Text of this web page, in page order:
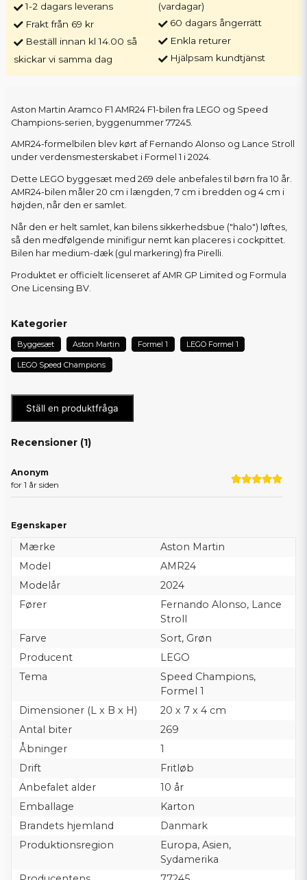
1-2 dagars leverans
Frakt från 69 kr
Beställ innan kl 14.00 så
skickar vi samma dag
(vardagar)
60 dagars ångerrätt
Enkla returer
Hjälpsam kundtjänst
Aston Martin Aramco F1 AMR24 F1-bilen fra LEGO og Speed
Champions-serien, byggenummer 77245.
AMR24-formelbilen blev kørt af Fernando Alonso og Lance Stroll
under verdensmesterskabet i Formel 1 i 2024.
Dette LEGO byggesæt med 269 dele anbefales til børn fra 10 år.
AMR24-bilen måler 20 cm i længden, 7 cm i bredden og 4 cm i
højden, når den er samlet.
Når den er helt samlet, kan bilens sikkerhedsbue ("halo") løftes,
så den medfølgende minifigur nemt kan placeres i cockpittet.
Bilen har medium-dæk (gul markering) fra Pirelli.
Produktet er officielt licenseret af AMR GP Limited og Formula
One Licensing BV.
Kategorier
Byggesæt Aston Martin Formel 1 LEGO Formel 1
LEGO Speed Champions
Ställ en produktfråga
Recensioner (1)
Anonym
for 1 år siden
Egenskaper
Mærke
Aston Martin
Model
AMR24
Modelår
2024
Fører
Fernando Alonso, Lance
Stroll
Farve
Sort, Grøn
Producent
LEGO
Tema
Speed Champions,
Formel 1
Dimensioner (L x B x H)
20 x 7 x 4 cm
Antal biter
269
Åbninger
1
Drift
Fritløb
Anbefalet alder
10 år
Emballage
Karton
Brandets hjemland
Danmark
Produktionsregion
Europa, Asien,
Sydamerika